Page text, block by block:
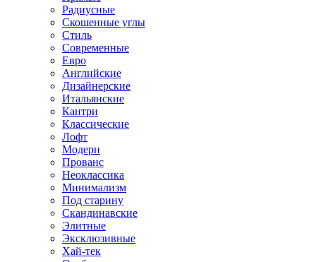
Радиусные
Скошенные углы
Стиль
Современные
Евро
Английские
Дизайнерские
Итальянские
Кантри
Классические
Лофт
Модерн
Прованс
Неоклассика
Минимализм
Под старину
Скандинавские
Элитные
Эксклюзивные
Хай-тек